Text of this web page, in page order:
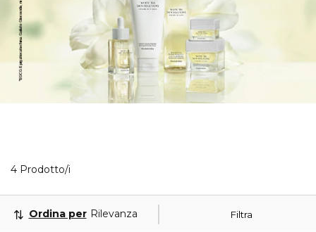
4 Prodotto/i
Filtra
Ordina per Rilevanza